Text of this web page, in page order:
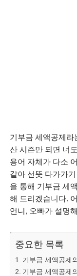
기부금 세액공제라
산 시즌만 되면 너
용어 자체가 다소
같아 선뜻 다가가
을 통해 기부금 세
해 드리겠습니다.
언니, 오빠가 설명
중요한 목록
기부금 세액공제
기부금 세액공제